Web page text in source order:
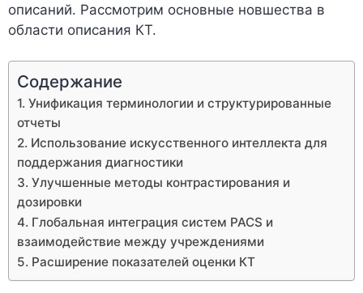
описаний. Рассмотрим основные новшества в
области описания КТ.
Содержание
1. Унификация терминологии и структурированные
отчеты
2. Использование искусственного интеллекта для
поддержания диагностики
3. Улучшенные методы контрастирования и
дозировки
4. Глобальная интеграция систем PACS и
взаимодействие между учреждениями
5. Расширение показателей оценки КТ